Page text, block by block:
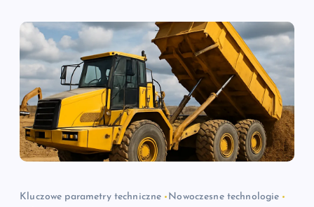
c
a
w
p
Kluczowe parametry techniczne
Nowoczesne technologie